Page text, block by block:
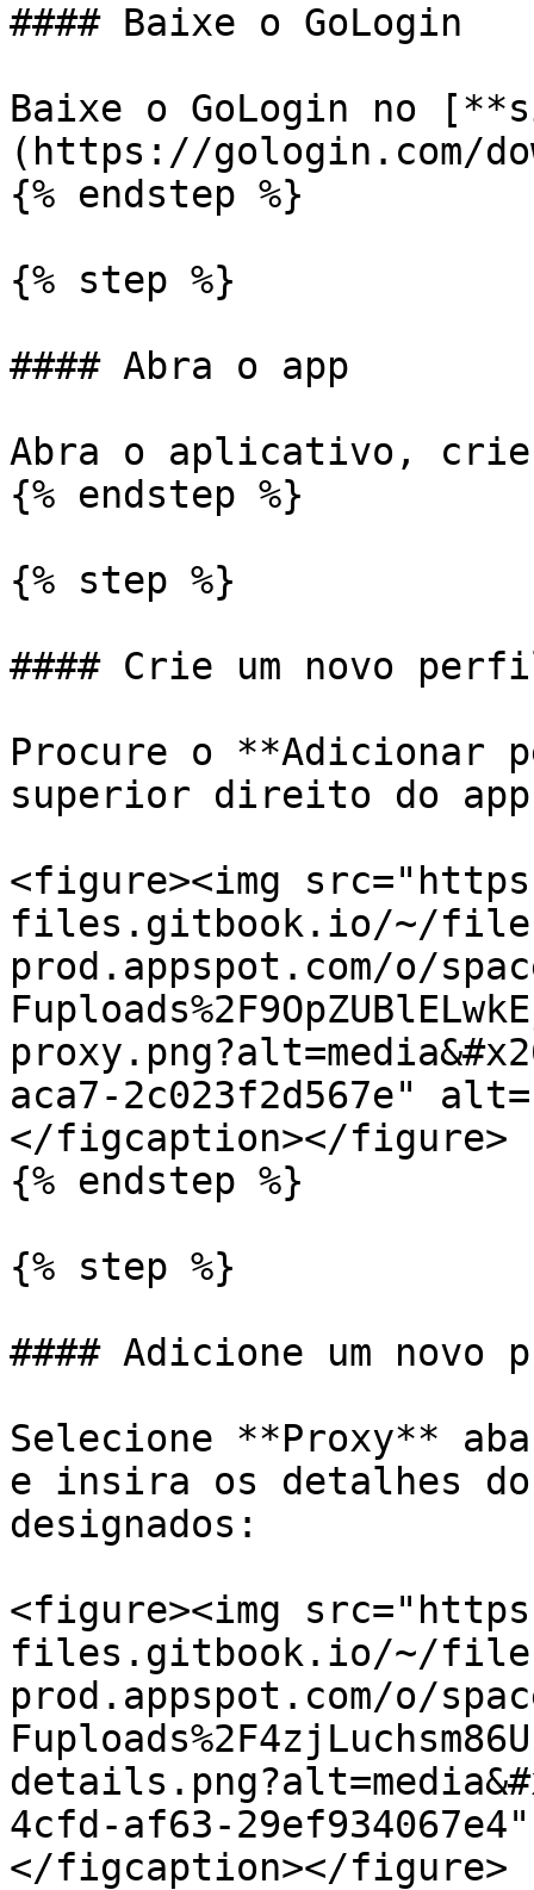
#### Baixe o GoLogin
Baixe o GoLogin no
(https://gologin.com/
{% endstep %}
{% step %}
#### Abra o app
Abra o aplicativo,
{% endstep %}
{% step %}
#### Crie um novo
Procure o **Adicionar
superior direito do
<figure><img
files.gitbook.io/~/
prod.appspot.com/o/
aca7-2c023f2d567e"
</figcaption></figure>
{% endstep %}
{% step %}
#### Adicione um novo
Selecione **Proxy**
e insira os detalhes do
designados:
<figure><img
files.gitbook.io/~/
prod.appspot.com/o/
4cfd-af63-
</figcaption></figure>